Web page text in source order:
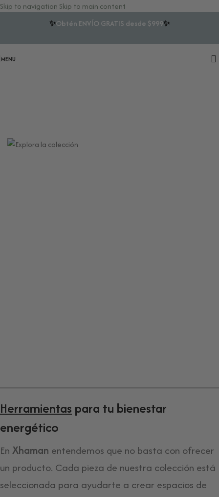
Skip to navigation Skip to main content
✨Obtén ENVÍO GRATIS desde $999✨
MENU
Herramientas para tu bienestar
energético
En Xhaman entendemos que no basta con ofrecer
un producto. Cada pieza de nuestra colección está
seleccionada para ayudarte a crear espacios de